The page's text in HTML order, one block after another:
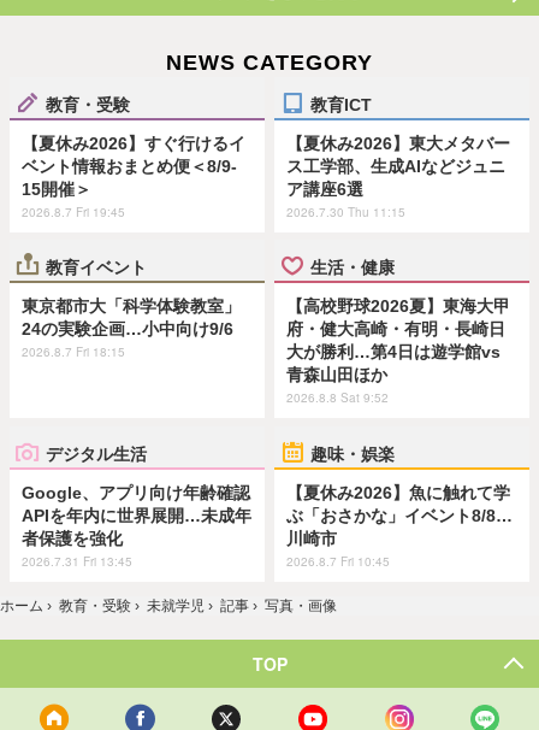
NEWS CATEGORY
教育・受験
【夏休み2026】すぐ行けるイ
ベント情報おまとめ便＜8/9-
15開催＞
2026.8.7 Fri 19:45
教育ICT
【夏休み2026】東大メタバー
ス工学部、生成AIなどジュニ
ア講座6選
2026.7.30 Thu 11:15
教育イベント
東京都市大「科学体験教室」
24の実験企画…小中向け9/6
2026.8.7 Fri 18:15
生活・健康
【高校野球2026夏】東海大甲
府・健大高崎・有明・長崎日
大が勝利…第4日は遊学館vs
青森山田ほか
2026.8.8 Sat 9:52
デジタル生活
Google、アプリ向け年齢確認
APIを年内に世界展開…未成年
者保護を強化
2026.7.31 Fri 13:45
趣味・娯楽
【夏休み2026】魚に触れて学
ぶ「おさかな」イベント8/8…
川崎市
2026.8.7 Fri 10:45
ホーム › 教育・受験 › 未就学児 › 記事 › 写真・画像
TOP